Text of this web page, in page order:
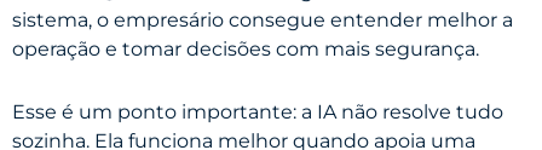
sistema, o empresário consegue entender melhor a
operação e tomar decisões com mais segurança.
Esse é um ponto importante: a IA não resolve tudo
sozinha. Ela funciona melhor quando apoia uma